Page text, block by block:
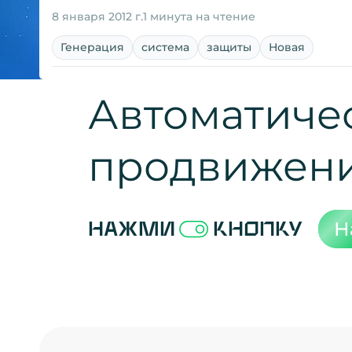
8 января 2012 г.1 минута на чтение
Генерация система защиты Новая
Нажми кнопку